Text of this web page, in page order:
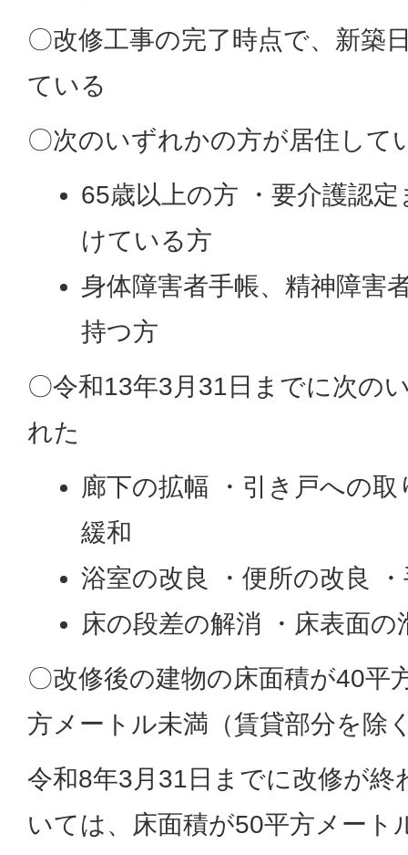
〇改修工事の完了時点で、新築
ている
〇次のいずれかの方が居住して
65歳以上の方 ・要介護認
けている方
身体障害者手帳、精神障害
持つ方
〇令和13年3月31日までに次の
れた
廊下の拡幅 ・引き戸への
緩和
浴室の改良 ・便所の改良
床の段差の解消 ・床表面の
〇改修後の建物の床面積が40平
方メートル未満（賃貸部分を除
令和8年3月31日までに改修が終
いては、床面積が50平方メート